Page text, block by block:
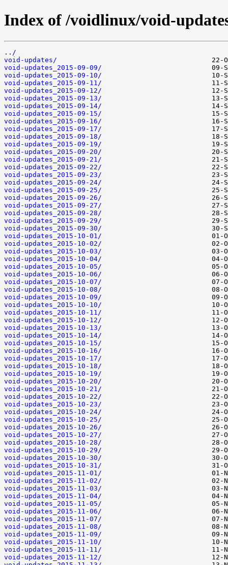
Index of /voidlinux/void-
../
void-updates/
void-updates_2015-09-09/
void-updates_2015-09-10/
void-updates_2015-09-11/
void-updates_2015-09-12/
void-updates_2015-09-13/
void-updates_2015-09-14/
void-updates_2015-09-15/
void-updates_2015-09-16/
void-updates_2015-09-17/
void-updates_2015-09-18/
void-updates_2015-09-19/
void-updates_2015-09-20/
void-updates_2015-09-21/
void-updates_2015-09-22/
void-updates_2015-09-23/
void-updates_2015-09-24/
void-updates_2015-09-25/
void-updates_2015-09-26/
void-updates_2015-09-27/
void-updates_2015-09-28/
void-updates_2015-09-29/
void-updates_2015-09-30/
void-updates_2015-10-01/
void-updates_2015-10-02/
void-updates_2015-10-03/
void-updates_2015-10-04/
void-updates_2015-10-05/
void-updates_2015-10-06/
void-updates_2015-10-07/
void-updates_2015-10-08/
void-updates_2015-10-09/
void-updates_2015-10-10/
void-updates_2015-10-11/
void-updates_2015-10-12/
void-updates_2015-10-13/
void-updates_2015-10-14/
void-updates_2015-10-15/
void-updates_2015-10-16/
void-updates_2015-10-17/
void-updates_2015-10-18/
void-updates_2015-10-19/
void-updates_2015-10-20/
void-updates_2015-10-21/
void-updates_2015-10-22/
void-updates_2015-10-23/
void-updates_2015-10-24/
void-updates_2015-10-25/
void-updates_2015-10-26/
void-updates_2015-10-27/
void-updates_2015-10-28/
void-updates_2015-10-29/
void-updates_2015-10-30/
void-updates_2015-10-31/
void-updates_2015-11-01/
void-updates_2015-11-02/
void-updates_2015-11-03/
void-updates_2015-11-04/
void-updates_2015-11-05/
void-updates_2015-11-06/
void-updates_2015-11-07/
void-updates_2015-11-08/
void-updates_2015-11-09/
void-updates_2015-11-10/
void-updates_2015-11-11/
void-updates_2015-11-12/